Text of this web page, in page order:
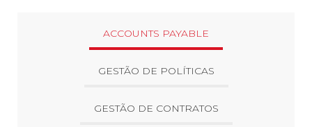
ACCOUNTS PAYABLE
GESTÃO DE POLÍTICAS
GESTÃO DE CONTRATOS